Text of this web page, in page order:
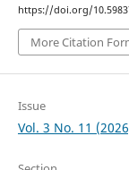
https://doi.org/
More Citation
Issue
Vol. 3 No. 11